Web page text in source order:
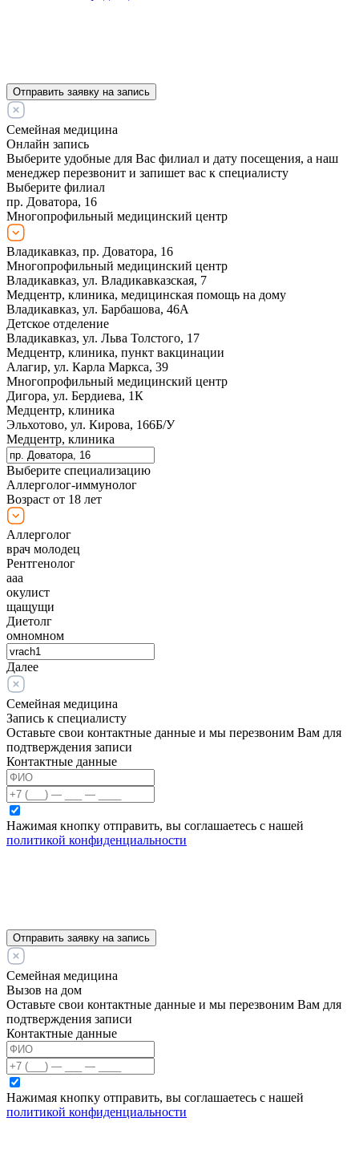
Отправить заявку на запись
Семейная медицина
Онлайн запись
Выберите удобные для Вас филиал и дату посещения, а наш
менеджер перезвонит и запишет вас к специалисту
Выберите филиал
пр. Доватора, 16
Многопрофильный медицинский центр
Владикавказ, пр. Доватора, 16
Многопрофильный медицинский центр
Владикавказ, ул. Владикавказская, 7
Медцентр, клиника, медицинская помощь на дому
Владикавказ, ул. Барбашова, 46А
Детское отделение
Владикавказ, ул. Льва Толстого, 17
Медцентр, клиника, пункт вакцинации
Алагир, ул. Карла Маркса, 39
Многопрофильный медицинский центр
Дигора, ул. Бердиева, 1К
Медцентр, клиника
Эльхотово, ул. Кирова, 166Б/У
Медцентр, клиника
Выберите специализацию
Аллерголог-иммунолог
Возраст от 18 лет
Аллерголог
врач молодец
Рентгенолог
ааа
окулист
щащущи
Диетолг
омномном
Далее
Семейная медицина
Запись к специалисту
Оставьте свои контактные данные и мы перезвоним Вам для
подтверждения записи
Контактные данные
Нажимая кнопку отправить, вы соглашаетесь с нашей
политикой конфиденциальности
Отправить заявку на запись
Семейная медицина
Вызов на дом
Оставьте свои контактные данные и мы перезвоним Вам для
подтверждения записи
Контактные данные
Нажимая кнопку отправить, вы соглашаетесь с нашей
политикой конфиденциальности